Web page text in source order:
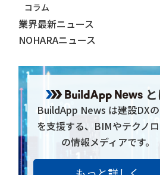
コラム
業界最新ニュース
NOHARAニュース
BuildApp News は建設DX
を支援する、BIMやテクノ
の情報メディアです。